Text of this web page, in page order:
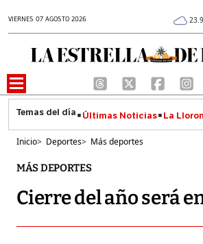
VIERNES 07 AGOSTO 2026
Últimas Noticias La
Inicio> Deportes> Más deportes
MÁS DEPORTES
Cierre del año será